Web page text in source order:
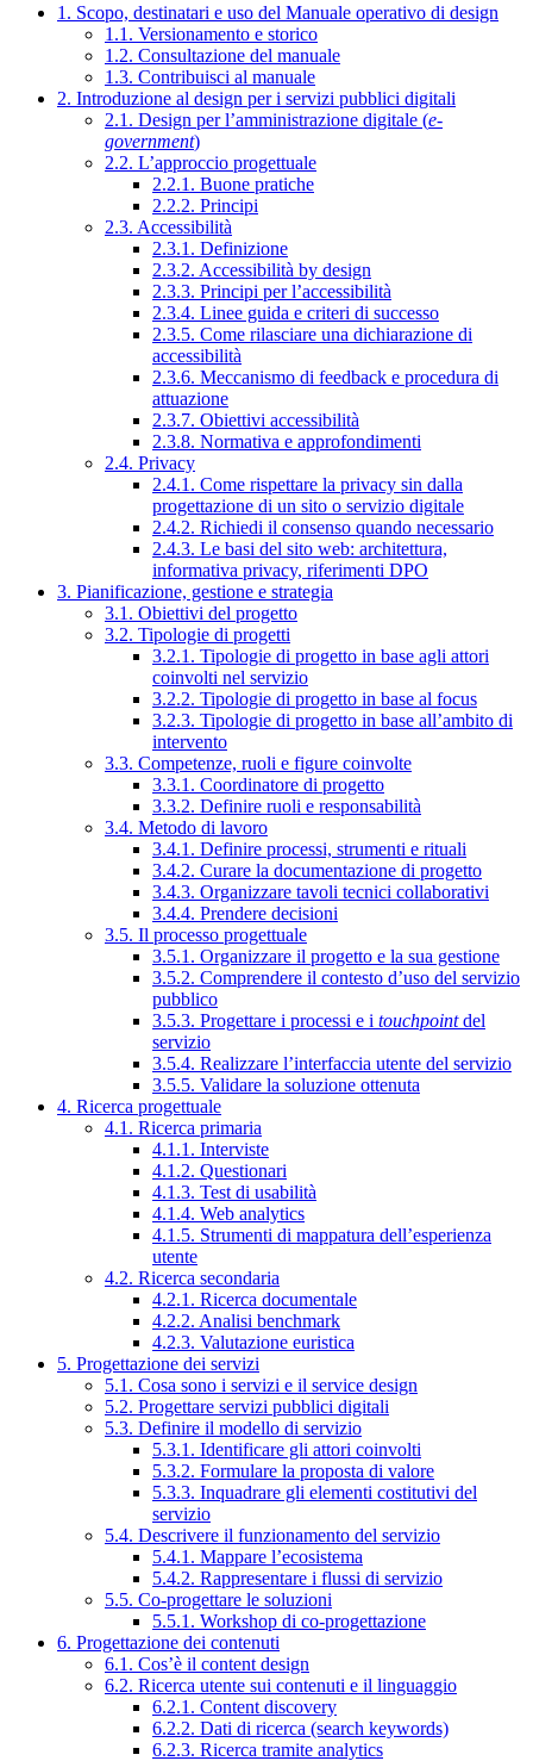
1. Scopo, destinatari e uso del Manuale operativo di design
1.1. Versionamento e storico
1.2. Consultazione del manuale
1.3. Contribuisci al manuale
2. Introduzione al design per i servizi pubblici digitali
2.1. Design per l’amministrazione digitale (e-
government)
2.2. L’approccio progettuale
2.2.1. Buone pratiche
2.2.2. Principi
2.3. Accessibilità
2.3.1. Definizione
2.3.2. Accessibilità by design
2.3.3. Principi per l’accessibilità
2.3.4. Linee guida e criteri di successo
2.3.5. Come rilasciare una dichiarazione di
accessibilità
2.3.6. Meccanismo di feedback e procedura di
attuazione
2.3.7. Obiettivi accessibilità
2.3.8. Normativa e approfondimenti
2.4. Privacy
2.4.1. Come rispettare la privacy sin dalla
progettazione di un sito o servizio digitale
2.4.2. Richiedi il consenso quando necessario
2.4.3. Le basi del sito web: architettura,
informativa privacy, riferimenti DPO
3. Pianificazione, gestione e strategia
3.1. Obiettivi del progetto
3.2. Tipologie di progetti
3.2.1. Tipologie di progetto in base agli attori
coinvolti nel servizio
3.2.2. Tipologie di progetto in base al focus
3.2.3. Tipologie di progetto in base all’ambito di
intervento
3.3. Competenze, ruoli e figure coinvolte
3.3.1. Coordinatore di progetto
3.3.2. Definire ruoli e responsabilità
3.4. Metodo di lavoro
3.4.1. Definire processi, strumenti e rituali
3.4.2. Curare la documentazione di progetto
3.4.3. Organizzare tavoli tecnici collaborativi
3.4.4. Prendere decisioni
3.5. Il processo progettuale
3.5.1. Organizzare il progetto e la sua gestione
3.5.2. Comprendere il contesto d’uso del servizio
pubblico
3.5.3. Progettare i processi e i touchpointdel
servizio
3.5.4. Realizzare l’interfaccia utente del servizio
3.5.5. Validare la soluzione ottenuta
4. Ricerca progettuale
4.1. Ricerca primaria
4.1.1. Interviste
4.1.2. Questionari
4.1.3. Test di usabilità
4.1.4. Web analytics
4.1.5. Strumenti di mappatura dell’esperienza
utente
4.2. Ricerca secondaria
4.2.1. Ricerca documentale
4.2.2. Analisi benchmark
4.2.3. Valutazione euristica
5. Progettazione dei servizi
5.1. Cosa sono i servizi e il service design
5.2. Progettare servizi pubblici digitali
5.3. Definire il modello di servizio
5.3.1. Identificare gli attori coinvolti
5.3.2. Formulare la proposta di valore
5.3.3. Inquadrare gli elementi costitutivi del
servizio
5.4. Descrivere il funzionamento del servizio
5.4.1. Mappare l’ecosistema
5.4.2. Rappresentare i flussi di servizio
5.5. Co-progettare le soluzioni
5.5.1. Workshop di co-progettazione
6. Progettazione dei contenuti
6.1. Cos’è il content design
6.2. Ricerca utente sui contenuti e il linguaggio
6.2.1. Content discovery
6.2.2. Dati di ricerca (search keywords)
6.2.3. Ricerca tramite analytics